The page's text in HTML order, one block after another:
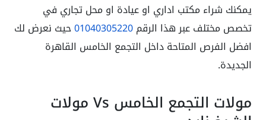
يمكنك شراء مكتب اداري او عيادة او محل تجاري في
تخصص مختلف عبر هذا الرقم01040305220حيث نعرض لك
افضل الفرص المتاحة داخل التجمع الخامس القاهرة
الجديدة.
مولات التجمع الخامس Vs مولات